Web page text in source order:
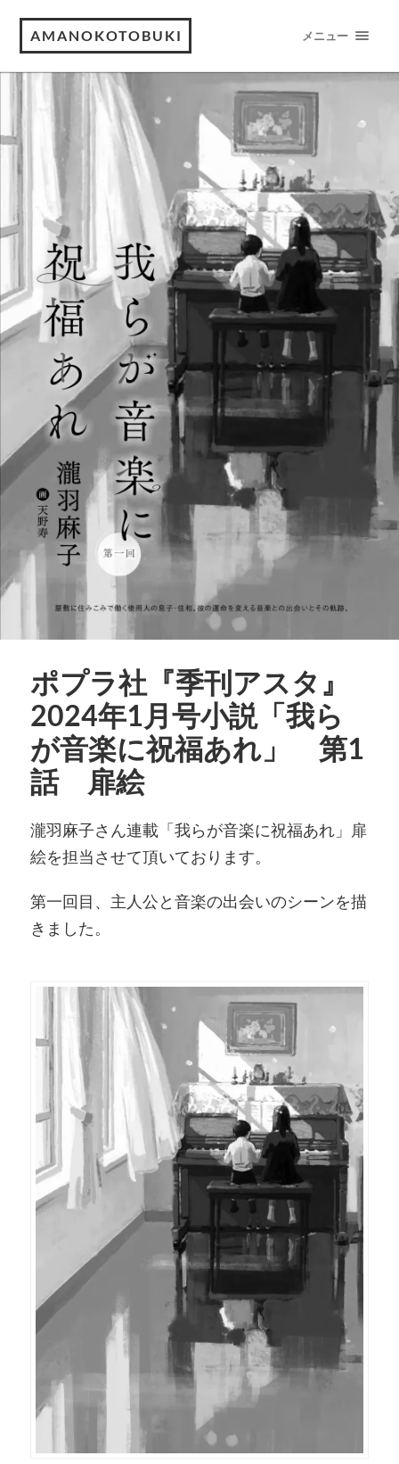
AMANOKOTOBUKI メニュー
ポプラ社『季刊アスタ』
2024年1月号小説「我ら
が音楽に祝福あれ」 第1
話 扉絵
瀧羽麻子さん連載「我らが音楽に祝福あれ」扉
絵を担当させて頂いております。
第一回目、主人公と音楽の出会いのシーンを描
きました。